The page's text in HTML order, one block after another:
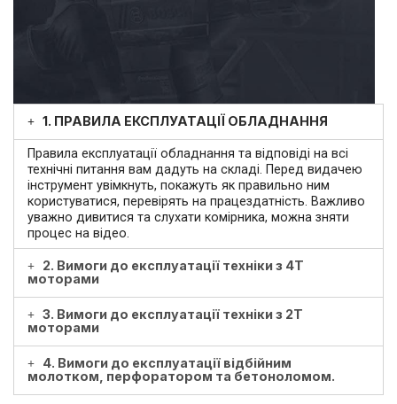
1. ПРАВИЛА ЕКСПЛУАТАЦІЇ ОБЛАДНАННЯ
Правила експлуатації обладнання та відповіді на всі
технічні питання вам дадуть на складі. Перед видачею
інструмент увімкнуть, покажуть як правильно ним
користуватися, перевірять на працездатність. Важливо
уважно дивитися та слухати комірника, можна зняти
процес на відео.
2. Вимоги до експлуатації техніки з 4Т
моторами
3. Вимоги до експлуатації техніки з 2Т
моторами
4. Вимоги до експлуатації відбійним
молотком, перфоратором та бетоноломом.